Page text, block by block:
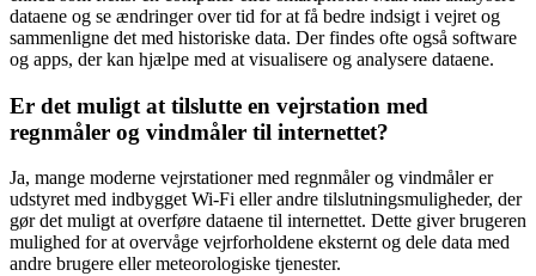
dataene og se ændringer over tid for at få bedre indsigt i vejret og
sammenligne det med historiske data. Der findes ofte også software
og apps, der kan hjælpe med at visualisere og analysere dataene.
Er det muligt at tilslutte en vejrstation med
regnmåler og vindmåler til internettet?
Ja, mange moderne vejrstationer med regnmåler og vindmåler er
udstyret med indbygget Wi-Fi eller andre tilslutningsmuligheder, der
gør det muligt at overføre dataene til internettet. Dette giver brugeren
mulighed for at overvåge vejrforholdene eksternt og dele data med
andre brugere eller meteorologiske tjenester.